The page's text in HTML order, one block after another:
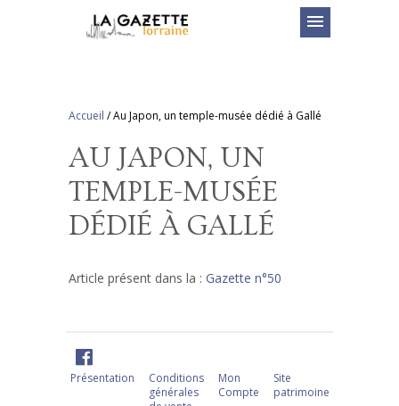
menu
Accueil /Au Japon, un temple-musée dédié à Gallé
AU JAPON, UN
TEMPLE-MUSÉE
DÉDIÉ À GALLÉ
Article présent dans la : Gazette n°50
Présentation
Conditions
générales
Mon
Compte
Site
patrimoine